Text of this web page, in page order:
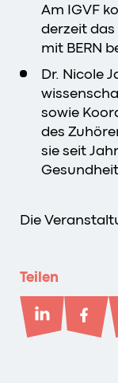
Am IGVF
derzeit
mit BERN
Dr. Nicole
sowie
des
sie seit
Die
Teilen